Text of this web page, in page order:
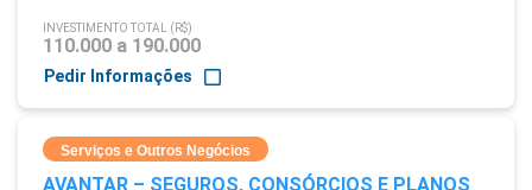
INVESTIMENTO TOTAL (R$)
110.000 a 190.000
Pedir Informações
Serviços e Outros Negócios
AVANTAR – SEGUROS, CONSÓRCIOS E PLANOS